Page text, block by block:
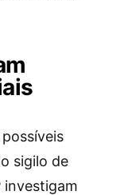
sigilo de
investigam